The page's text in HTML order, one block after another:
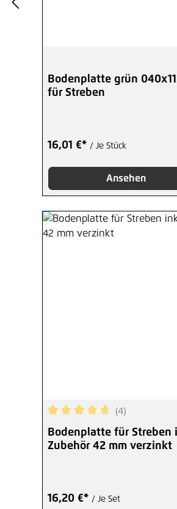
Bodenplatte grün
für Streben
16,01 €* / Je Stück
Ansehen
Durchschnittliche
(4)
Bodenplatte für Streben
Zubehör 42 mm verzinkt
16,20 €* / Je Set